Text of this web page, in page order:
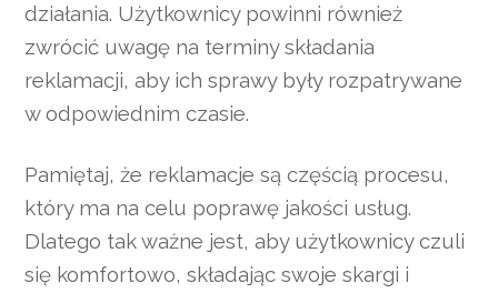
działania. Użytkownicy powinni również
zwrócić uwagę na terminy składania
reklamacji, aby ich sprawy były rozpatrywane
w odpowiednim czasie.
Pamiętaj, że reklamacje są częścią procesu,
który ma na celu poprawę jakości usług.
Dlatego tak ważne jest, aby użytkownicy czuli
się komfortowo, składając swoje skargi i